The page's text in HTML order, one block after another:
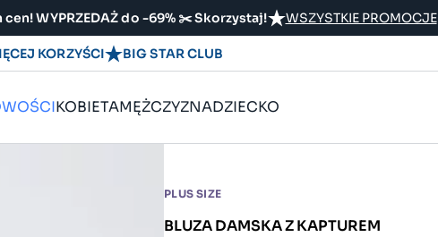
WYPRZEDAŻ do -69% ✂️ Skorzystaj! WSZYSTKIE PROMOCJE
KORZYŚCI BIG STAR CLUB
KOBIETAMĘŻCZYZNADZIECKO
PLUS SIZE
BLUZA DAMSKA Z KAPTUREM